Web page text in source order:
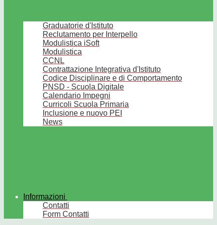
Graduatorie d'Istituto
Reclutamento per Interpello
Modulistica iSoft
Modulistica
CCNL
Contrattazione Integrativa d'Istituto
Codice Disciplinare e di Comportamento
PNSD - Scuola Digitale
Calendario Impegni
Curricoli Scuola Primaria
Inclusione e nuovo PEI
News
Informazioni
Contatti
Form Contatti